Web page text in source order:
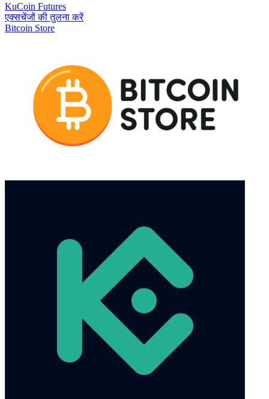
KuCoin Futures
एक्सचेंजों की तुलना करें
Bitcoin Store